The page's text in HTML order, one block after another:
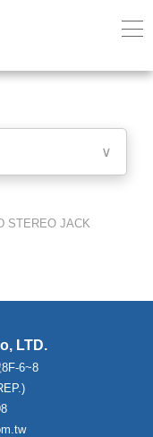
∨
STEREO JACK
LTD.
6~8